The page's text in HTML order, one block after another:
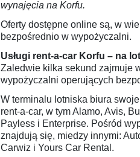
wynajęcia na Korfu.
Oferty dostępne online są, w
bezpośrednio w wypożyczalni.
Usługi rent-a-car Korfu – na
Zaledwie kilka sekund zajmuje
wypożyczalni operujących
W terminalu lotniska biura
rent-a-car, w tym Alamo, Avis,
Payless i Enterprise. Pośród
znajdują się, miedzy innymi:
Carwiz i Yours Car Rental.